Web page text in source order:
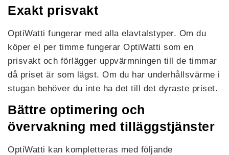
Exakt prisvakt
OptiWatti fungerar med alla elavtalstyper. Om du
köper el per timme fungerar OptiWatti som en
prisvakt och förlägger uppvärmningen till de timmar
då priset är som lägst. Om du har underhållsvärme i
stugan behöver du inte ha det till det dyraste priset.
Bättre optimering och
övervakning med tilläggstjänster
OptiWatti kan kompletteras med följande